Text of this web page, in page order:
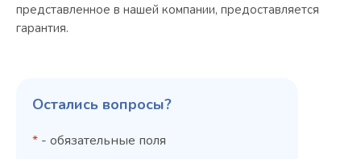
представленное в нашей компании, предоставляется
гарантия.
Остались вопросы?
* - обязательные поля